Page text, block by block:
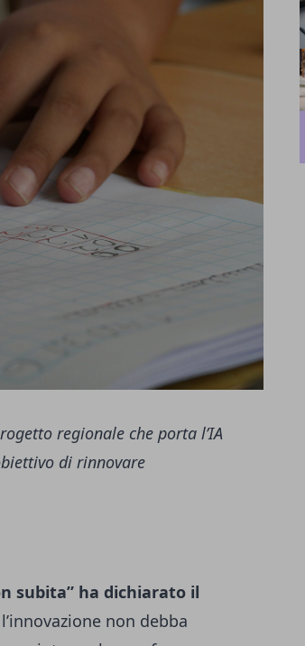
regionale che porta l’IA
di rinnovare
subita” ha dichiarato il
non debba